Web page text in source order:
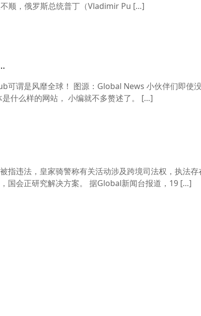
顺，俄罗斯总统普丁（Vladimir Pu […]
可谓是风靡全球！ 图源：Global News 小伙伴们即使
网站， 也或多或少的听说过它的大名。 具体是什么样的网站， 小编就不多赘述了。 […]
指违法，皇家骑警称有关活动涉及跨境司法权，执法存
国会正研究解决方案。 据Global新闻台报道，19 […]